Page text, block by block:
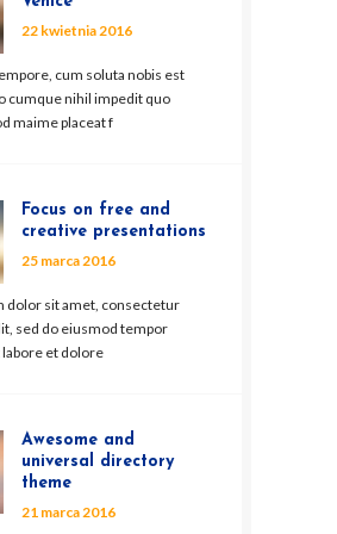
22 kwietnia 2016
cum soluta nobis est
cumque nihil impedit quo
maime placeat f
Focus on free and
creative presentations
25 marca 2016
dolor sit amet, consectetur
sed do eiusmod tempor
et dolore
Awesome and
universal directory
theme
21 marca 2016